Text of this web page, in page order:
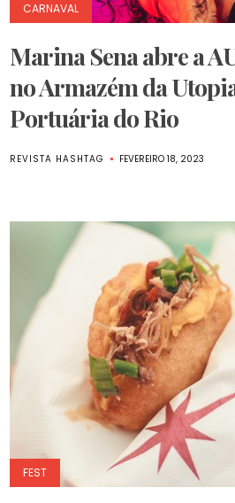
CARNAVAL
Marina Sena abre a
no Armazém da
Portuária do Rio
REVISTA HASHTAG FEVEREIRO 18, 2023
FEST